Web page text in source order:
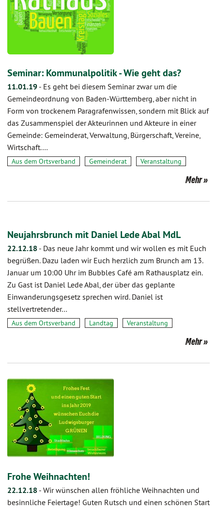
Seminar: Kommunalpolitik - Wie geht das?
11.01.19 - Es geht bei diesem Seminar zwar um die
Gemeindeordnung von Baden-Württemberg, aber nicht in
Form von trockenem Paragrafenwissen, sondern mit Blick auf
das Zusammenspiel der Akteurinnen und Akteure in einer
Gemeinde: Gemeinderat, Verwaltung, Bürgerschaft, Vereine,
Wirtschaft.…
Aus dem Ortsverband Gemeinderat Veranstaltung
Mehr
Neujahrsbrunch mit Daniel Lede Abal MdL
22.12.18 - Das neue Jahr kommt und wir wollen es mit Euch
begrüßen. Dazu laden wir Euch herzlich zum Brunch am 13.
Januar um 10:00 Uhr im Bubbles Café am Rathausplatz ein.
Zu Gast ist Daniel Lede Abal, der über das geplante
Einwanderungsgesetz sprechen wird. Daniel ist
stellvertretender…
Aus dem Ortsverband Landtag Veranstaltung
Mehr
Frohe Weihnachten!
22.12.18 - Wir wünschen allen fröhliche Weihnachten und
besinnliche Feiertage! Guten Rutsch und einen schönen Start